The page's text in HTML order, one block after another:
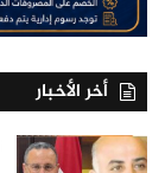
أخر الأخبار